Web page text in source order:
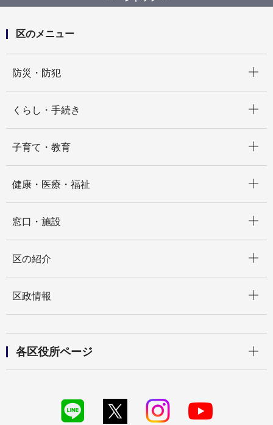
区のメニュー
防災・防犯
くらし・手続き
子育て・教育
健康・医療・福祉
窓口・施設
区の紹介
区政情報
各区役所ページ